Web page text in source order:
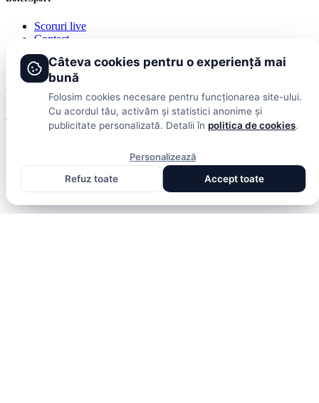
Scoruri live
Contact
Publicitate
Termeni și condiții
© 2026 DolceSport. Toate drepturile rezervate.
și analize din toate competițiile
Fotbal intern Fotbal extern Scoruri live
Câteva cookies pentru o experiență mai
bună
Folosim cookies necesare pentru funcționarea site-ului.
Cu acordul tău, activăm și statistici anonime și
publicitate personalizată. Detalii în politica de cookies.
Personalizează
Refuz toate
Accept toate